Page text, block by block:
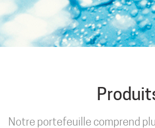
Notre portefeuille comprend